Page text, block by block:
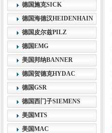
德国施克SICK
德国海德汉HEIDENHAIN
德国皮尔兹PILZ
德国EMG
美国邦纳BANNER
德国贺德克HYDAC
德国GSR
德国西门子SIEMENS
美国MTS
美国MAC